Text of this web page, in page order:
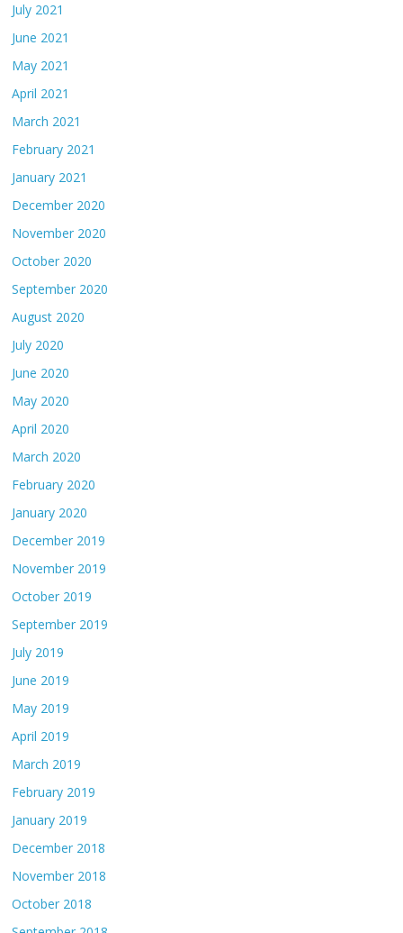
July 2021
June 2021
May 2021
April 2021
March 2021
February 2021
January 2021
December 2020
November 2020
October 2020
September 2020
August 2020
July 2020
June 2020
May 2020
April 2020
March 2020
February 2020
January 2020
December 2019
November 2019
October 2019
September 2019
July 2019
June 2019
May 2019
April 2019
March 2019
February 2019
January 2019
December 2018
November 2018
October 2018